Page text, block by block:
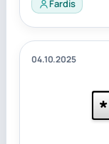
Fardis
04.10.2025
*